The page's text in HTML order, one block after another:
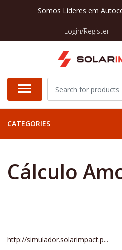
Somos Líderes em
Login/Register |
CATEGORIES
Cálculo
http://simulador.solarimpact.p...